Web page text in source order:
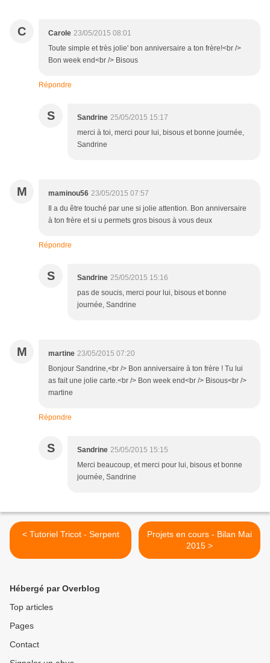
C Carole 23/05/2015 08:01
Toute simple et très jolie' bon anniversaire a ton frère!<br />
Bon week end<br /> Bisous
Répondre
S Sandrine 25/05/2015 15:17
merci à toi, merci pour lui, bisous et bonne journée,
Sandrine
M maminou56 23/05/2015 07:57
Il a du être touché par une si jolie attention. Bon anniversaire
à ton frère et si u permets gros bisous à vous deux
Répondre
S Sandrine 25/05/2015 15:16
pas de soucis, merci pour lui, bisous et bonne
journée, Sandrine
M martine 23/05/2015 07:20
Bonjour Sandrine,<br /> Bon anniversaire à ton frère ! Tu lui
as fait une jolie carte.<br /> Bon week end<br /> Bisous<br />
martine
Répondre
S Sandrine 25/05/2015 15:15
Merci beaucoup, et merci pour lui, bisous et bonne
journée, Sandrine
< Tutoriel Tricot - Serpent
Projets en cours - Bilan Mai
2015 >
Hébergé par Overblog
Top articles
Pages
Contact